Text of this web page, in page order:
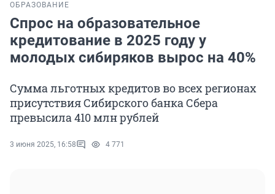
ОБРАЗОВАНИЕ
Спрос на образовательное
кредитование в 2025 году у
молодых сибиряков вырос на 40%
Сумма льготных кредитов во всех регионах
присутствия Сибирского банка Сбера
превысила 410 млн рублей
3 июня 2025, 16:58 4 771